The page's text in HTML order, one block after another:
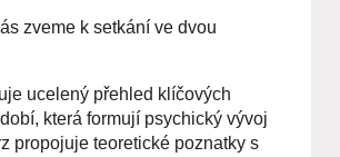
zveme k setkání ve dvou
ucelený přehled klíčových
která formují psychický vývoj
propojuje teoretické poznatky s